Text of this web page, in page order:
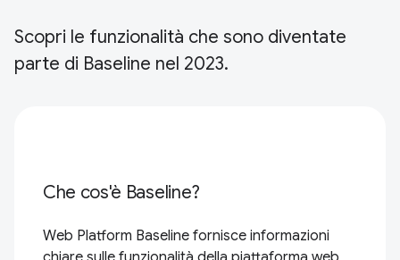
Scopri le funzionalità che sono diventate
parte di Baseline nel 2023.
Che cos'è Baseline?
Web Platform Baseline fornisce informazioni